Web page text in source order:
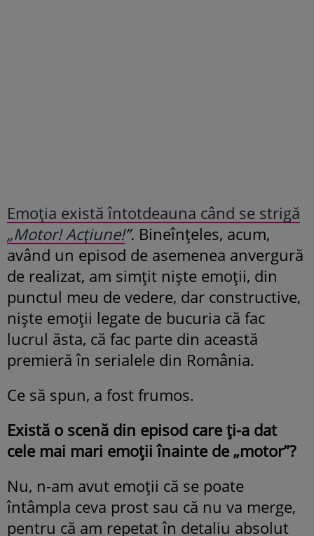
Emoția există întotdeauna când se strigă
„Motor! Acțiune!”. Bineînțeles, acum,
având un episod de asemenea anvergură
de realizat, am simțit niște emoții, din
punctul meu de vedere, dar constructive,
niște emoții legate de bucuria că fac
lucrul ăsta, că fac parte din această
premieră în serialele din România.
Ce să spun, a fost frumos.
Există o scenă din episod care ți-a dat
cele mai mari emoții înainte de „motor”?
Nu, n-am avut emoții că se poate
întâmpla ceva prost sau că nu va merge,
pentru că am repetat în detaliu absolut